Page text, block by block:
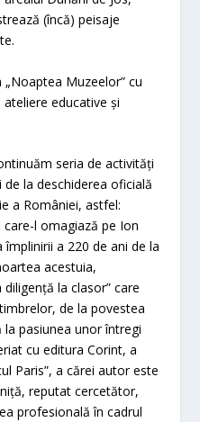
(încă) peisaje
„Noaptea Muzeelor” cu
educative și
seria de activități
la deschiderea oficială
a României, astfel:
l omagiază pe Ion
împlinirii a 220 de ani de la
acestuia,
la clasor” care
de la povestea
pasiunea unor întregi
cu editura Corint, a
Paris”, a cărei autor este
reputat cercetător,
profesională în cadrul